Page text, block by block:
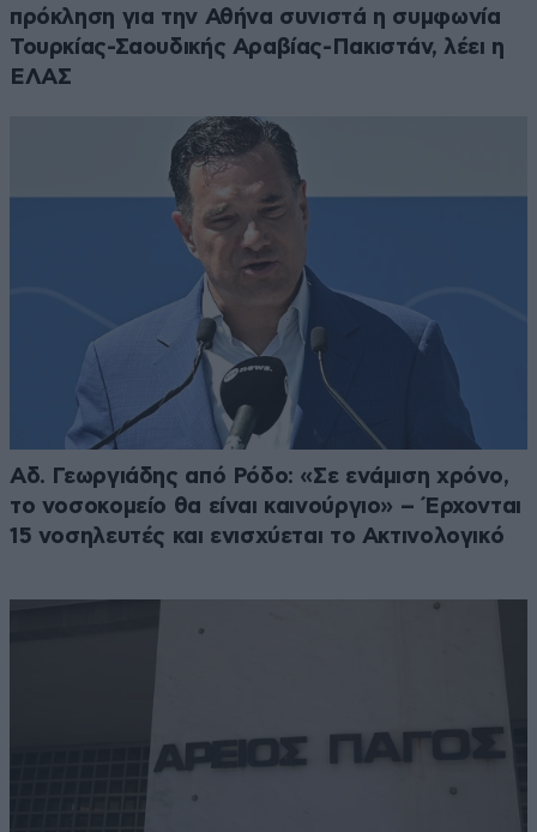
πρόκληση για την Αθήνα συνιστά η συμφωνία
Τουρκίας-Σαουδικής Αραβίας-Πακιστάν, λέει η
ΕΛΑΣ
Αδ. Γεωργιάδης από Ρόδο: «Σε ενάμιση χρόνο,
το νοσοκομείο θα είναι καινούργιο» – Έρχονται
15 νοσηλευτές και ενισχύεται το Ακτινολογικό